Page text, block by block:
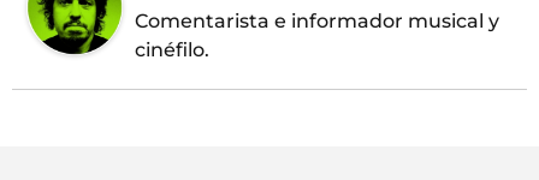
Comentarista e informador musical y
cinéfilo.